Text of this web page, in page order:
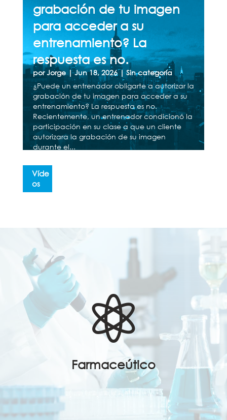
grabación de tu imagen
para acceder a su
entrenamiento? La
respuesta es no.
porJorge|Jun 18, 2026|Sin categoría
¿Puede un entrenador obligarte a autorizar la
grabación de tu imagen para acceder a su
entrenamiento? La respuesta es no.
Recientemente, un entrenador condicionó la
participación en su clase a que un cliente
autorizara la grabación de su imagen
durante el...
Víde
os

Farmaceútico